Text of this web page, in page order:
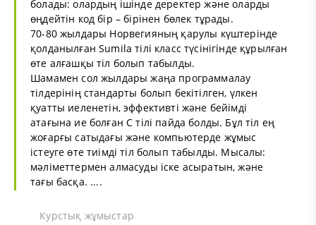
болады: олардың ішінде деректер және оларды
өңдейтін код бір – бірінен бөлек тұрады.
70-80 жылдары Норвегияның қарулы күштерінде
қолданылған Sumila тілі класс түсінігінде құрылған
өте алғашқы тіл болып табылды.
Шамамен сол жылдары жаңа программалау
тілдерінің стандарты болып бекітілген, үлкен
қуатты иеленетін, эффективті және бейімді
атағына ие болған С тілі пайда болды. Бұл тіл ең
жоғарғы сатыдағы және компьютерде жұмыс
істеуге өте тиімді тіл болып табылды. Мысалы:
мәліметтермен алмасуды іске асыратын, және
тағы басқа. ....
Курстық жұмыстар